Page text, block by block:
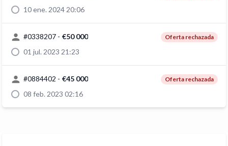
10 ene. 2024 20:06
#0338207 - €50 000 Oferta rechazada
01 jul. 2023 21:23
#0884402 - €45 000 Oferta rechazada
08 feb. 2023 02:16